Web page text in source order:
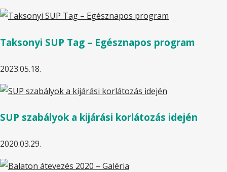
Taksonyi SUP Tag – Egésznapos program
2023.05.18.
SUP szabályok a kijárási korlátozás idején
2020.03.29.